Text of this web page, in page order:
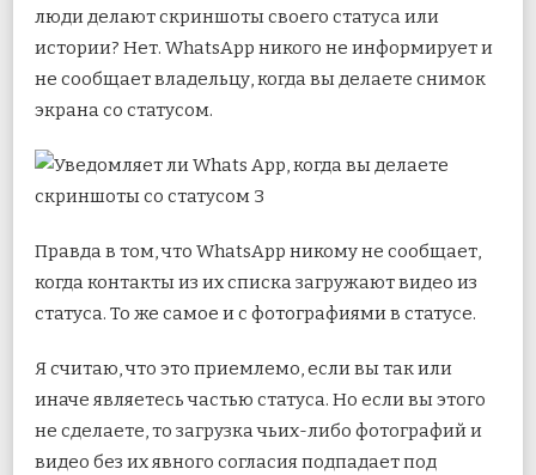
люди делают скриншоты своего статуса или
истории? Нет. WhatsApp никого не информирует и
не сообщает владельцу, когда вы делаете снимок
экрана со статусом.
Правда в том, что WhatsApp никому не сообщает,
когда контакты из их списка загружают видео из
статуса. То же самое и с фотографиями в статусе.
Я считаю, что это приемлемо, если вы так или
иначе являетесь частью статуса. Но если вы этого
не сделаете, то загрузка чьих-либо фотографий и
видео без их явного согласия подпадает под